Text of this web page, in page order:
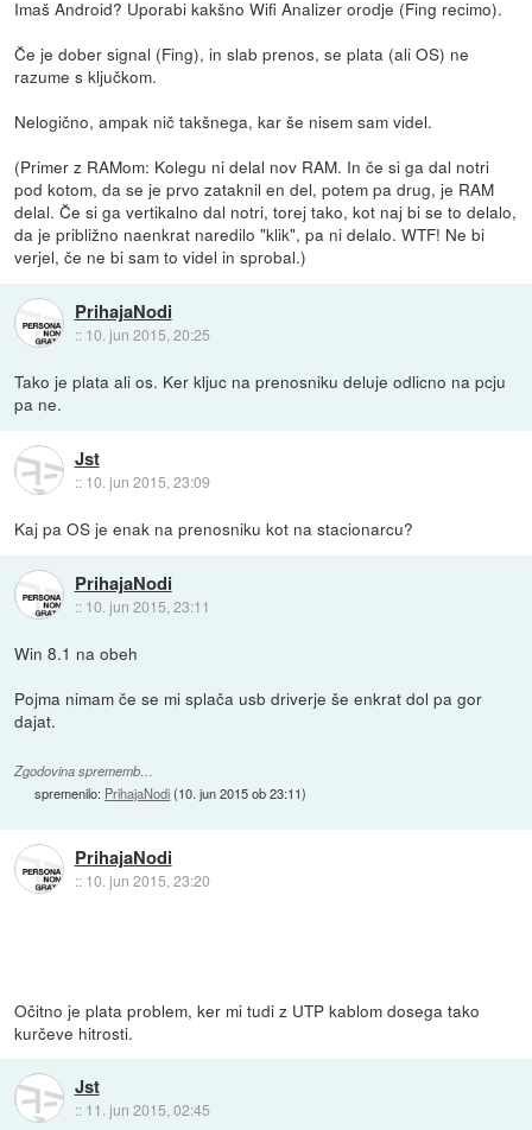
Imaš Android? Uporabi kakšno Wifi Analizer orodje (Fing recimo).
Če je dober signal (Fing), in slab prenos, se plata (ali OS) ne
razume s ključkom.
Nelogično, ampak nič takšnega, kar še nisem sam videl.
(Primer z RAMom: Kolegu ni delal nov RAM. In če si ga dal notri
pod kotom, da se je prvo zataknil en del, potem pa drug, je RAM
delal. Če si ga vertikalno dal notri, torej tako, kot naj bi se to delalo,
da je približno naenkrat naredilo "klik", pa ni delalo. WTF! Ne bi
verjel, če ne bi sam to videl in sprobal.)
PrihajaNodi
:: 10. jun 2015, 20:25
Tako je plata ali os. Ker kljuc na prenosniku deluje odlicno na pcju
pa ne.
Jst
:: 10. jun 2015, 23:09
Kaj pa OS je enak na prenosniku kot na stacionarcu?
PrihajaNodi
:: 10. jun 2015, 23:11
Win 8.1 na obeh
Pojma nimam če se mi splača usb driverje še enkrat dol pa gor
dajat.
Zgodovina sprememb…
spremenilo: PrihajaNodi(10. jun 2015 ob 23:11)
PrihajaNodi
:: 10. jun 2015, 23:20
Očitno je plata problem, ker mi tudi z UTP kablom dosega tako
kurčeve hitrosti.
Jst
:: 11. jun 2015, 02:45